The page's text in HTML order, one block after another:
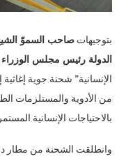
بتوجيهات صاحب السموّ
الدولة رئيس مجلس الوزراء
من الأدوية والمستلزمات
بالاحتياجات الإنسانية
وانطلقت الشحنة من مطار